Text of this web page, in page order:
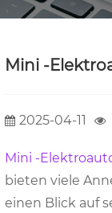
Mini -
2025-04-11
Mini -
bieten viele
einen Blick auf